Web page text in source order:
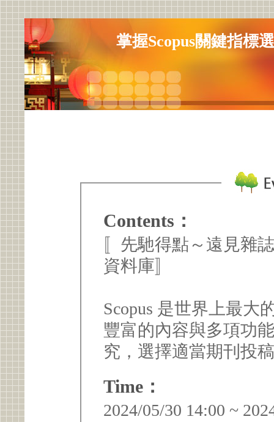
掌握Scopus關鍵指標
Contents：
〚先馳得點～遠見雜
資料庫〛
Scopus 是世界上最大
豐富的內容與多項功
究，選擇適當期刊投
Time：
2024/05/30 14:00 ~